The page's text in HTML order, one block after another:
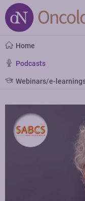
Home
Podcasts
Webinars/e-